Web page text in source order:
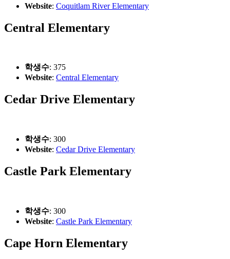
Website: Coquitlam River Elementary
Central Elementary
학생수: 375
Website: Central Elementary
Cedar Drive Elementary
학생수: 300
Website: Cedar Drive Elementary
Castle Park Elementary
학생수: 300
Website: Castle Park Elementary
Cape Horn Elementary